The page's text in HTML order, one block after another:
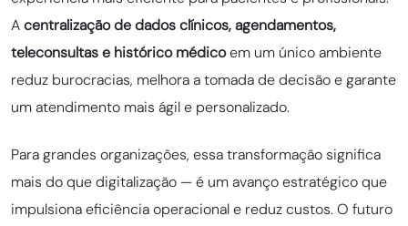
Acentralização de dados clínicos, agendamentos,
teleconsultas e histórico médicoem um único ambiente
reduz burocracias, melhora a tomada de decisão e garante
um atendimento mais ágil e personalizado.
Para grandes organizações, essa transformação significa
mais do que digitalização — é um avanço estratégico que
impulsiona eficiência operacional e reduz custos. O futuro